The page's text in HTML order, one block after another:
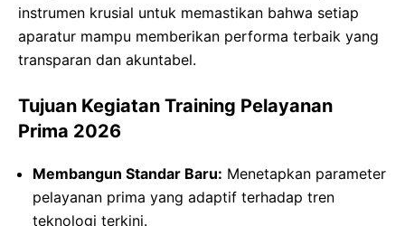
instrumen krusial untuk memastikan bahwa setiap
aparatur mampu memberikan performa terbaik yang
transparan dan akuntabel.
Tujuan Kegiatan Training Pelayanan
Prima 2026
Membangun Standar Baru: Menetapkan parameter
pelayanan prima yang adaptif terhadap tren
teknologi terkini.